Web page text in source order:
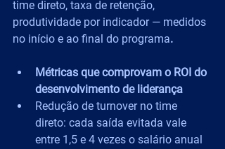
time direto, taxa de retenção,
produtividade por indicador — medidos
no início e ao final do programa.
Métricas que comprovam o ROI do
desenvolvimento de liderança
Redução de turnover no time
direto: cada saída evitada vale
entre 1,5 e 4 vezes o salário anual